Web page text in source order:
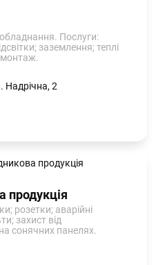
Послуги:
заземлення; теплі
Надрічна, 2
продукція
розетки; аварійні
захист від
сонячних панелях.